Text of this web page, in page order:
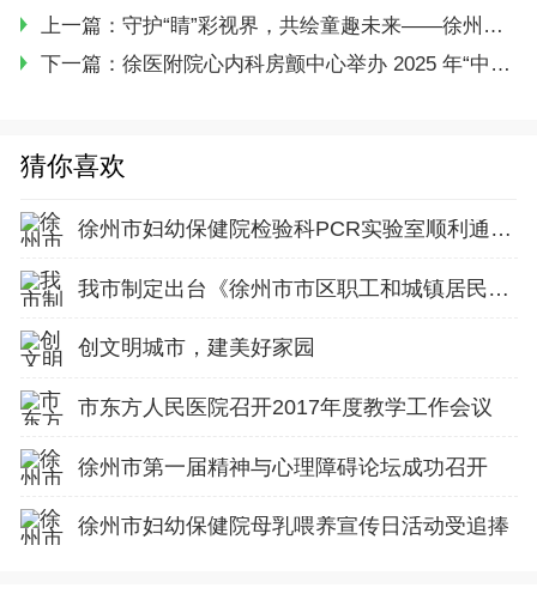
上一篇： 守护“睛”彩视界，共绘童趣未来——徐州市妇幼保健院孕妇学校爱眼日主题活动圆满举行
下一篇： 徐医附院心内科房颤中心举办 2025 年“中国房颤日”大型健康科普活动
猜你喜欢
徐州市妇幼保健院检验科PCR实验室顺利通过省级复审
我市制定出台《徐州市市区职工和城镇居民基本医疗保险异地就医管
创文明城市，建美好家园
市东方人民医院召开2017年度教学工作会议
徐州市第一届精神与心理障碍论坛成功召开
徐州市妇幼保健院母乳喂养宣传日活动受追捧